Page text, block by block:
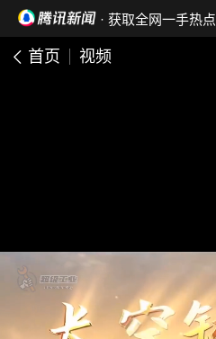
· 获取全网一手热点
首页 视频